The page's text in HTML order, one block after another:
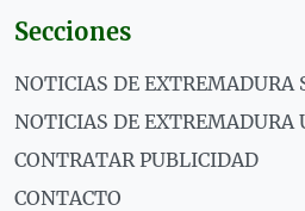
Secciones
NOTICIAS DE EXTREMADURA
NOTICIAS DE EXTREMADURA
CONTRATAR PUBLICIDAD
CONTACTO